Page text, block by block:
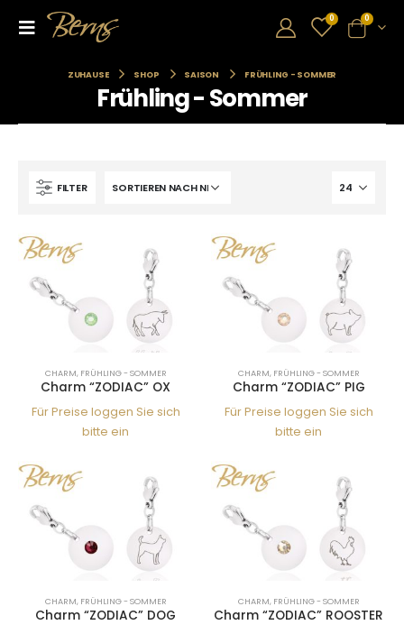
0 0
ZUHAUSE SHOP SAISON FRÜHLING - SOMMER
Frühling - Sommer
FILTER
CHARM, FRÜHLING - SOMMER
Charm “ZODIAC” OX
Für Preise loggen Sie sich
bitte ein
CHARM, FRÜHLING - SOMMER
Charm “ZODIAC” PIG
Für Preise loggen Sie sich
bitte ein
CHARM, FRÜHLING - SOMMER
Charm “ZODIAC” DOG
CHARM, FRÜHLING - SOMMER
Charm “ZODIAC” ROOSTER